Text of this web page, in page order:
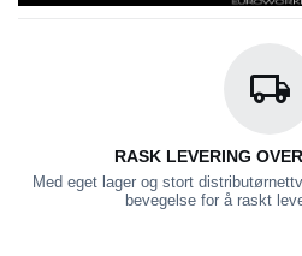
RASK LEVERING
Med eget lager og stort
bevegelse for å raskt